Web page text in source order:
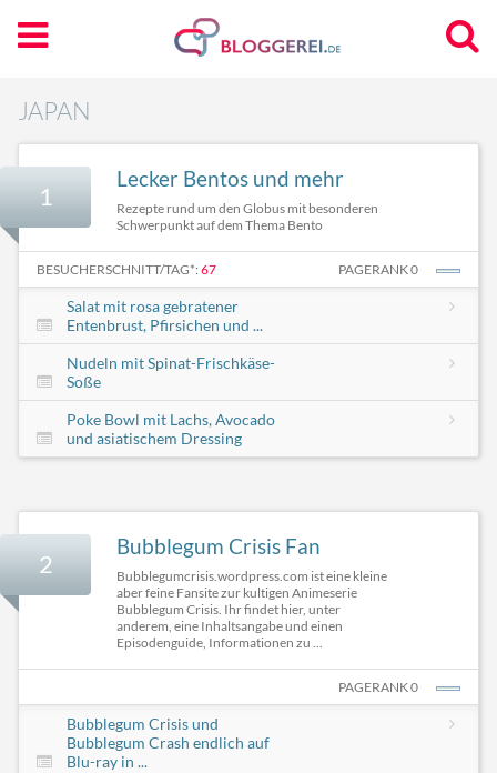
JAPAN
1
Lecker Bentos und mehr
Rezepte rund um den Globus mit besonderen
Schwerpunkt auf dem Thema Bento
BESUCHERSCHNITT/TAG*: 67 PAGERANK 0
Salat mit rosa gebratener
Entenbrust, Pfirsichen und ...
Nudeln mit Spinat-Frischkäse-
Soße
Poke Bowl mit Lachs, Avocado
und asiatischem Dressing
2
Bubblegum Crisis Fan
Bubblegumcrisis.wordpress.com ist eine kleine
aber feine Fansite zur kultigen Animeserie
Bubblegum Crisis. Ihr findet hier, unter
anderem, eine Inhaltsangabe und einen
Episodenguide, Informationen zu ...
PAGERANK 0
Bubblegum Crisis und
Bubblegum Crash endlich auf
Blu-ray in ...